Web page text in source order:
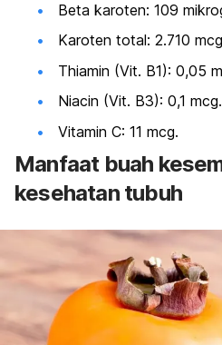
Beta karoten: 109
Karoten total: 2.710
Thiamin (Vit. B1): 0,05
Niacin (Vit. B3): 0,1 mcg.
Vitamin C: 11 mcg.
Manfaat buah
kesehatan tubuh